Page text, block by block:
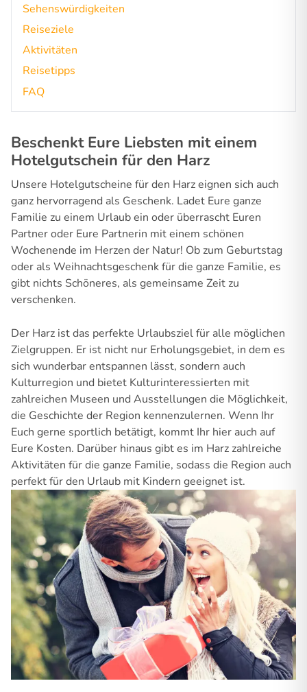
Sehenswürdigkeiten
Reiseziele
Aktivitäten
Reisetipps
FAQ
Beschenkt Eure Liebsten mit einem
Hotelgutschein für den Harz
Unsere Hotelgutscheine für den Harz eignen sich auch
ganz hervorragend als Geschenk. Ladet Eure ganze
Familie zu einem Urlaub ein oder überrascht Euren
Partner oder Eure Partnerin mit einem schönen
Wochenende im Herzen der Natur! Ob zum Geburtstag
oder als Weihnachtsgeschenk für die ganze Familie, es
gibt nichts Schöneres, als gemeinsame Zeit zu
verschenken.
Der Harz ist das perfekte Urlaubsziel für alle möglichen
Zielgruppen. Er ist nicht nur Erholungsgebiet, in dem es
sich wunderbar entspannen lässt, sondern auch
Kulturregion und bietet Kulturinteressierten mit
zahlreichen Museen und Ausstellungen die Möglichkeit,
die Geschichte der Region kennenzulernen. Wenn Ihr
Euch gerne sportlich betätigt, kommt Ihr hier auch auf
Eure Kosten. Darüber hinaus gibt es im Harz zahlreiche
Aktivitäten für die ganze Familie, sodass die Region auch
perfekt für den Urlaub mit Kindern geeignet ist.